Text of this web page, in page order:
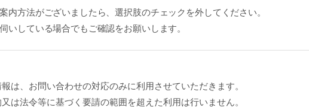
内方法がございましたら、選択肢のチェックを外してください。
いしている場合でもご確認をお願いします。
は、お問い合わせの対応のみに利用させていただきます。
又は法令等に基づく要請の範囲を超えた利用は行いません。